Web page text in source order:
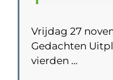
Vrijdag 27
Gedachten
vierden …